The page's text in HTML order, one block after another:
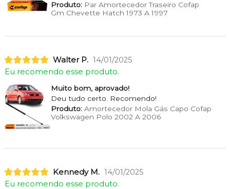
Produto:Par Amortecedor Traseiro Cofap
Gm Chevette Hatch 1973 A 1997
Walter P. 14/01/2025
Eu recomendo esse produto.
Muito bom, aprovado!
Deu tudo certo. Recomendo!
Produto:Amortecedor Mola Gás Capo Cofap
Volkswagen Polo 2002 A 2006
Kennedy M. 14/01/2025
Eu recomendo esse produto.